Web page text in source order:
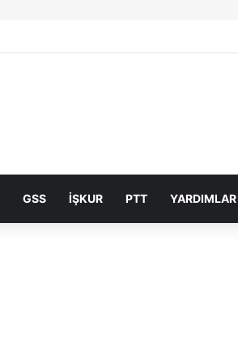
GSS İŞKUR PTT YARDIMLAR